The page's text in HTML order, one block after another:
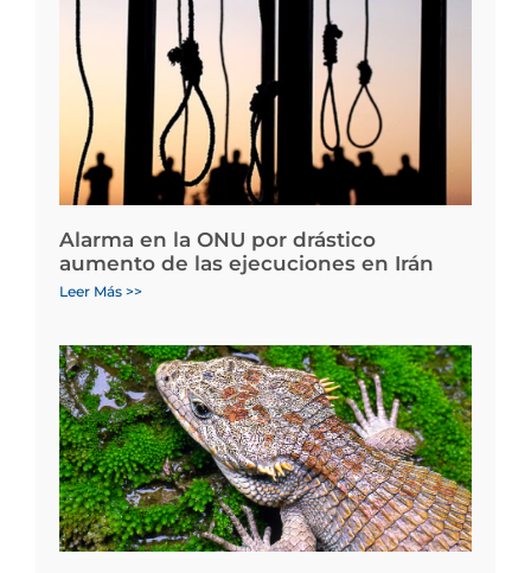
Alarma en la ONU por drástico
aumento de las ejecuciones en Irán
Leer Más >>